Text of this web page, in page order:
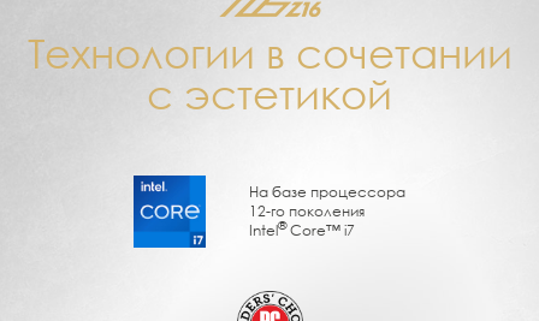
Технологии в сочетании
с эстетикой
На базе процессора
12-го поколения
Intel®Core™ i7